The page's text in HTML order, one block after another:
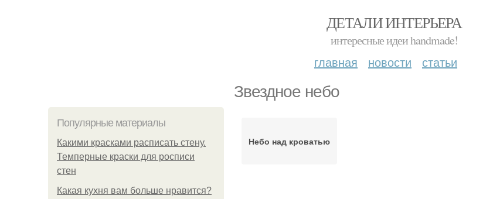
ДЕТАЛИ ИНТЕРЬЕРА
интересные идеи handmade!
главная новости статьи
Звездное небо
Популярные материалы
Какими красками расписать стену.
Темперные краски для росписи
стен
Какая кухня вам больше нравится?
Небо над кроватью